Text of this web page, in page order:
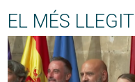
EL MÉS LLEGIT